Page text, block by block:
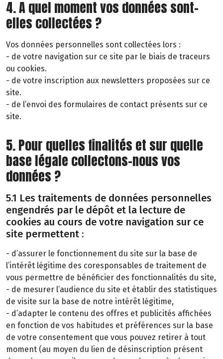
4. A quel moment vos données sont-
elles collectées ?
Vos données personnelles sont collectées lors :
- de votre navigation sur ce site par le biais de traceurs
ou cookies.
- de votre inscription aux newsletters proposées sur ce
site.
- de l’envoi des formulaires de contact présents sur ce
site.
5. Pour quelles finalités et sur quelle
base légale collectons-nous vos
données ?
5.1 Les traitements de données personnelles
engendrés par le dépôt et la lecture de
cookies au cours de votre navigation sur ce
site permettent :
- d’assurer le fonctionnement du site sur la base de
l’intérêt légitime des coresponsables de traitement de
vous permettre de bénéficier des fonctionnalités du site,
- de mesurer l’audience du site et établir des statistiques
de visite sur la base de notre intérêt légitime,
- d’adapter le contenu des offres et publicités affichées
en fonction de vos habitudes et préférences sur la base
de votre consentement que vous pouvez retirer à tout
moment (au moyen du lien de désinscription présent